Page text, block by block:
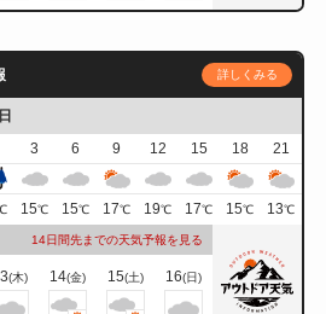
詳しくみる
3 6 9 12 15 18
21
15℃ 15℃ 17℃ 19℃ 17℃ 15℃ 13℃
14日間先までの天気予報を見る
(木) 14(金) 15(土) 16(日)